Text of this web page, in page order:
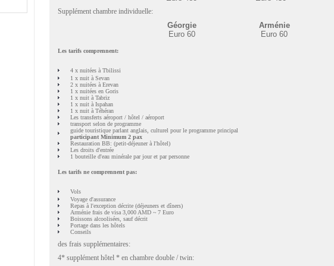
Supplément chambre individuelle:
Géorgie Arménie
Euro 60
Euro 60
Les tarifs comprennent:
4 x nuitées à Tbilissi
1 x nuit à Sevan
2 x nuitées à Erevan
1 x nuitées en Goris
1 x nuit à Tabriz
1 x nuit à Ispahan
1 x nuit à Téhéran
Les transferts aéroport / hôtel / aéroport
transport selon de programme
guide touristique parlant anglais, culturel pour le programme principal
participant Minimum 2 pax
Restauration BB: (petit-déjeuner à l'hôtel)
Les droits d'entrée
1 bouteille d'eau minérale par jour et par personne
Les tarifs ne comprennent pas:
Vols
Voyage d'assurance
Repas à l'exception décrite (déjeuners et dîners)
Arménie frais de visa 3,000 AMD ~ 7 Euro
Boissons alcoolisées, sauf décrit
Portage dans les hôtels
Conseils
des frais supplémentaires:
4* supplément hôtel * en chambre double / twin: